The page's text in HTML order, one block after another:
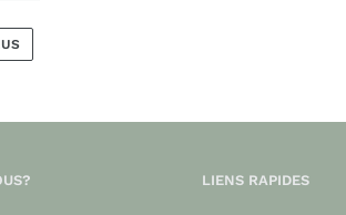
LIENS RAPIDES